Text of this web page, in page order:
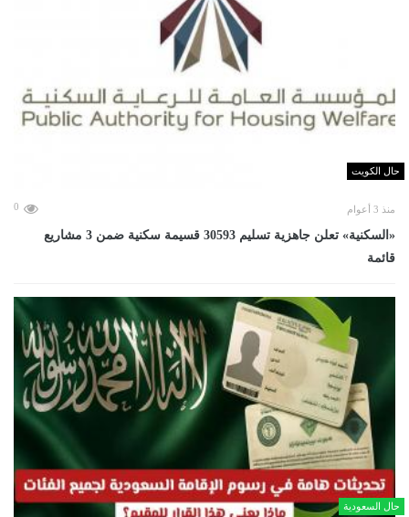
حال الكويت
منذ 3 أعوام 0
«السكنية» تعلن جاهزية تسليم 30593 قسيمة سكنية ضمن 3 مشاريع
قائمة
حال السعودية